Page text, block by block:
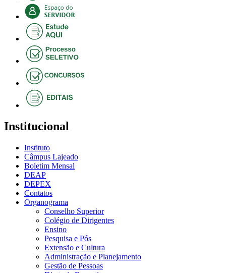
Institucional
Instituto
Câmpus Lajeado
Boletim Mensal
DEAP
DEPEX
Contatos
Organograma
Conselho Superior
Colégio de Dirigentes
Ensino
Pesquisa e Pós
Extensão e Cultura
Administração e Planejamento
Gestão de Pessoas